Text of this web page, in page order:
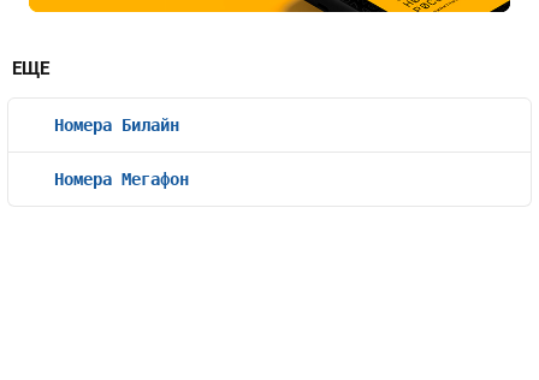
ЕЩЕ
Номера Билайн
Номера Мегафон